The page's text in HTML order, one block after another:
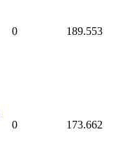
0 189.553
0 173.662